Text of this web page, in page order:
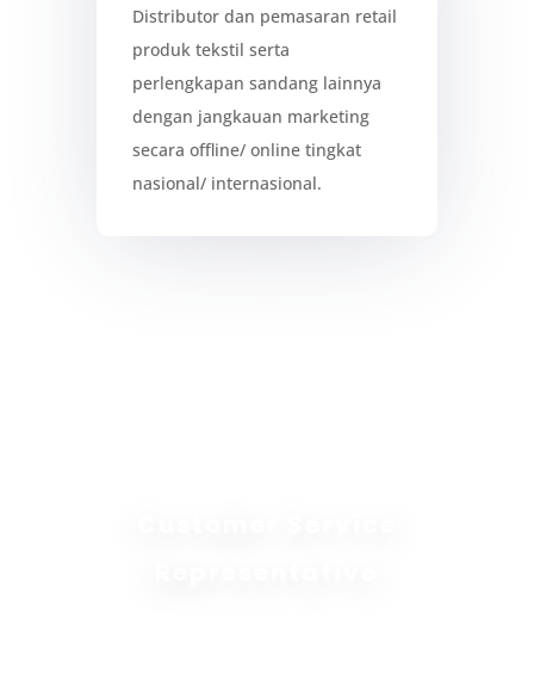
Distributor dan pemasaran retail
produk tekstil serta
perlengkapan sandang lainnya
dengan jangkauan marketing
secara offline/ online tingkat
nasional/ internasional.